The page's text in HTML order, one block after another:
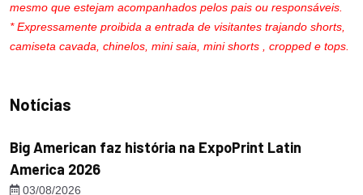
mesmo que estejam acompanhados pelos pais ou responsáveis.
* Expressamente proibida a entrada de visitantes trajando shorts,
camiseta cavada, chinelos, mini saia, mini shorts , cropped e tops.
Notícias
Big American faz história na ExpoPrint Latin
America 2026
03/08/2026